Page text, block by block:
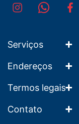
Serviços
Endereços
Termos legais
Contato